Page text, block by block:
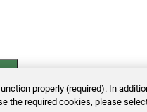
properly (required). In
the required cookies, please